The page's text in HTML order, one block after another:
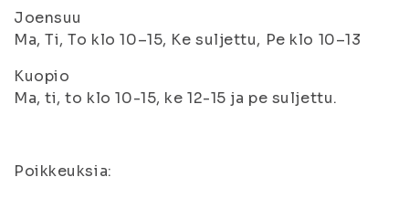
Joensuu
Ma, Ti, To klo 10–15, Ke suljettu, Pe klo 10–13
Kuopio
Ma, ti, to klo 10-15, ke 12-15 ja pe suljettu.
Poikkeuksia: